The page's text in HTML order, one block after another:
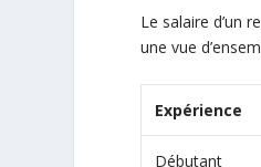
Le salaire d’un
une vue
Expérience
Débutant